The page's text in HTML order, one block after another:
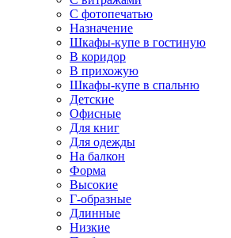
С фотопечатью
Назначение
Шкафы-купе в гостиную
В коридор
В прихожую
Шкафы-купе в спальню
Детские
Офисные
Для книг
Для одежды
На балкон
Форма
Высокие
Г-образные
Длинные
Низкие